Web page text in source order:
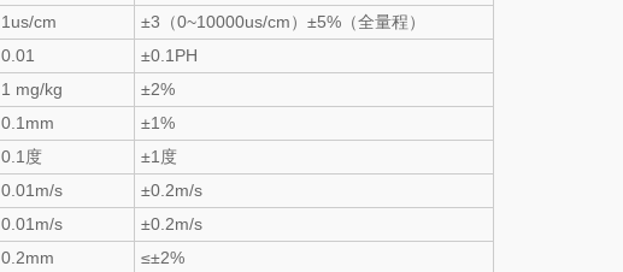
1us/cm
±3（0~10000us/cm）±5%（全量程）
0.01
±0.1PH
1 mg/kg
±2%
0.1mm
±1%
0.1度
±1度
0.01m/s
±0.2m/s
0.01m/s
±0.2m/s
0.2mm
≤±2%